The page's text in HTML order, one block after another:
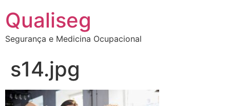
Qualiseg
Segurança e Medicina Ocupacional
s14.jpg